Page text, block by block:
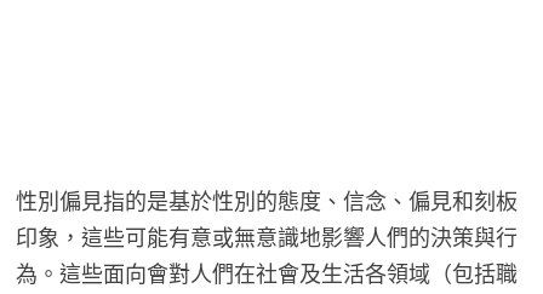
性別偏見指的是基於性別的態度、信念、偏見和刻板
印象，這些可能有意或無意識地影響人們的決策與行
為。這些面向會對人們在社會及生活各領域（包括職